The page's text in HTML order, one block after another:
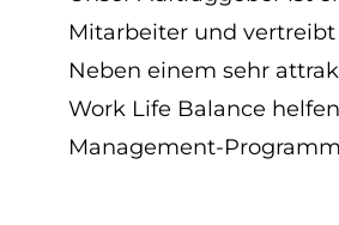
Mitarbeiter und
Neben einem sehr
Work Life Balance
Management-